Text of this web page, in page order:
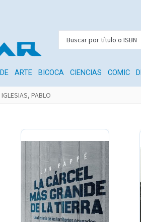
ARTE BICOCA CIENCIAS COMIC
IGLESIAS, PABLO